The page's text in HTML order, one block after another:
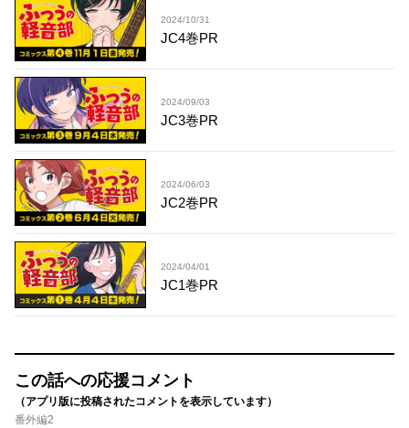
2024/10/31
JC4巻PR
2024/09/03
JC3巻PR
2024/06/03
JC2巻PR
2024/04/01
JC1巻PR
この話への応援コメント
（アプリ版に投稿されたコメントを表示しています）
番外編2